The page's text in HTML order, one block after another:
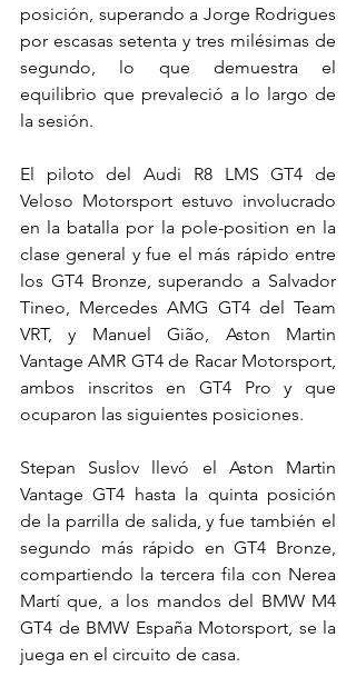
posición, superando a Jorge Rodrigues
por escasas setenta y tres milésimas de
segundo, lo que demuestra el
equilibrio que prevaleció a lo largo de
la sesión.
El piloto del Audi R8 LMS GT4 de
Veloso Motorsport estuvo involucrado
en la batalla por la pole-position en la
clase general y fue el más rápido entre
los GT4 Bronze, superando a Salvador
Tineo, Mercedes AMG GT4 del Team
VRT, y Manuel Gião, Aston Martin
Vantage AMR GT4 de Racar Motorsport,
ambos inscritos en GT4 Pro y que
ocuparon las siguientes posiciones.
Stepan Suslov llevó el Aston Martin
Vantage GT4 hasta la quinta posición
de la parrilla de salida, y fue también el
segundo más rápido en GT4 Bronze,
compartiendo la tercera fila con Nerea
Martí que, a los mandos del BMW M4
GT4 de BMW España Motorsport, se la
juega en el circuito de casa.